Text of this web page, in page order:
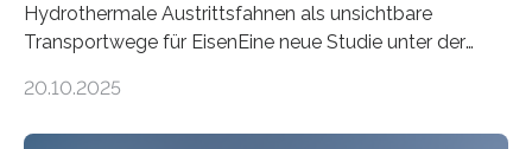
Hydrothermale Austrittsfahnen als unsichtbare
Transportwege für EisenEine neue Studie unter der
Umweltwissenschaften der Universität Bremen –
20.10.2025